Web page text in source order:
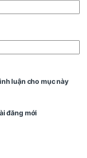
luận cho mục này
đăng mới